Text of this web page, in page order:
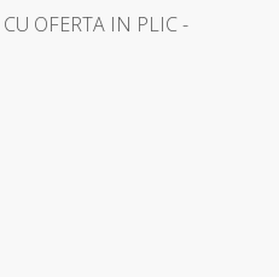
OFERTA IN PLIC -